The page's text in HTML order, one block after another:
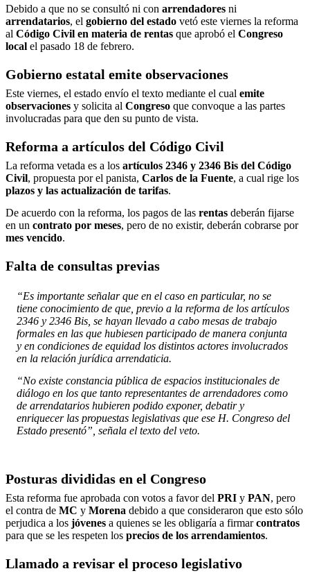
Debido a que no se consultó ni con arrendadores ni
arrendatarios, el gobierno del estado vetó este viernes la reforma
al Código Civil en materia de rentas que aprobó el Congreso
local el pasado 18 de febrero.
Gobierno estatal emite observaciones
Este viernes, el estado envío el texto mediante el cual emite
observaciones y solicita al Congreso que convoque a las partes
involucradas para que den su punto de vista.
Reforma a artículos del Código Civil
La reforma vetada es a los artículos 2346 y 2346 Bis del Código
Civil, propuesta por el panista, Carlos de la Fuente, a cual rige los
plazos y las actualización de tarifas.
De acuerdo con la reforma, los pagos de las rentas deberán fijarse
en un contrato por meses, pero de no existir, deberán cobrarse por
mes vencido.
Falta de consultas previas
“Es importante señalar que en el caso en particular, no se
tiene conocimiento de que, previo a la reforma de los artículos
2346 y 2346 Bis, se hayan llevado a cabo mesas de trabajo
formales en las que hubiesen participado de manera conjunta
y en condiciones de equidad los distintos actores involucrados
en la relación jurídica arrendaticia.
“No existe constancia pública de espacios institucionales de
diálogo en los que tanto representantes de arrendadores como
de arrendatarios hubieren podido exponer, debatir y
enriquecer las propuestas legislativas que ese H. Congreso del
Estado presentó”, señala el texto del veto.
Posturas divididas en el Congreso
Esta reforma fue aprobada con votos a favor del PRI y PAN, pero
el contra de MC y Morena debido a que consideraron que esto sólo
perjudica a los jóvenes a quienes se les obligaría a firmarcontratos
para que se les respeten los precios de los arrendamientos.
Llamado a revisar el proceso legislativo